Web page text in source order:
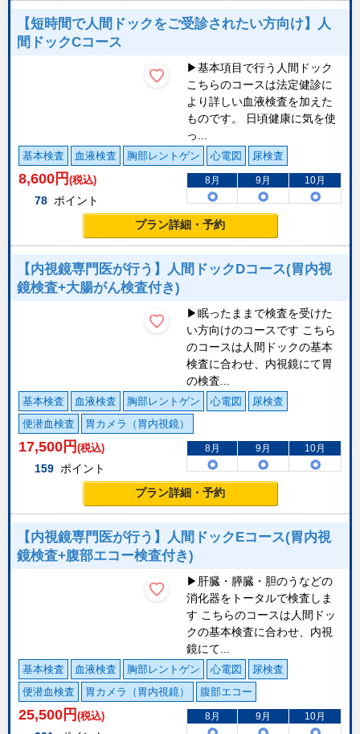
【短時間で人間ドックをご受診されたい方向け】人
間ドックCコース
▶基本項目で行う人間ドック
こちらのコースは法定健診に
より詳しい血液検査を加えた
ものです。 日頃健康に気を使
っ...
基本検査 血液検査 胸部レントゲン 心電図 尿検査
8,600 円 (税込)
78 ポイント
8月 9月 10月
プラン詳細・予約
【内視鏡専門医が行う】人間ドックDコース(胃内視
鏡検査+大腸がん検査付き)
▶眠ったままで検査を受けた
い方向けのコースです こちら
のコースは人間ドックの基本
検査に合わせ、内視鏡にて胃
の検査...
基本検査 血液検査 胸部レントゲン 心電図
尿検査
便潜血検査
胃カメラ（胃内視鏡）
17,500 円 (税込)
159 ポイント
8月 9月 10月
プラン詳細・予約
【内視鏡専門医が行う】人間ドックEコース(胃内視
鏡検査+腹部エコー検査付き)
▶肝臓・膵臓・胆のうなどの
消化器をトータルで検査しま
す こちらのコースは人間ドッ
クの基本検査に合わせ、内視
鏡にて...
基本検査 血液検査 胸部レントゲン 心電図
尿検査
便潜血検査
胃カメラ（胃内視鏡） 腹部エコー
25,500 円 (税込) 8月 9月 10月